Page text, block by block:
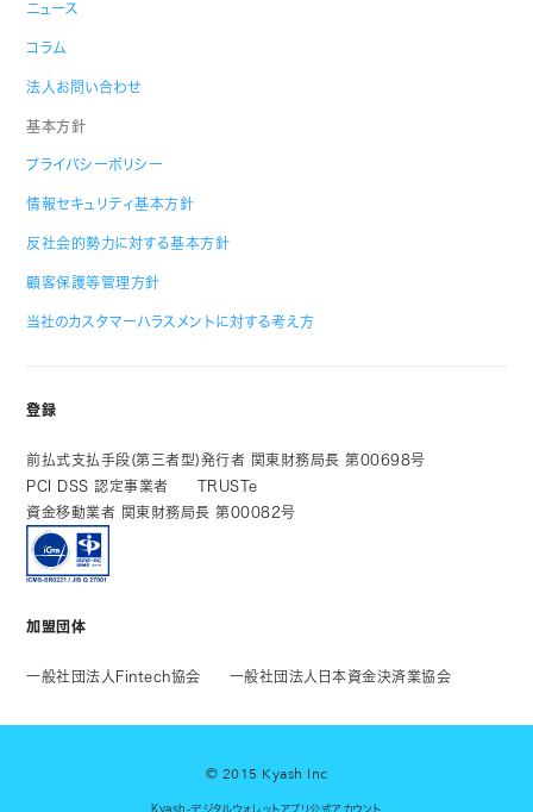
ニュース
コラム
法人お問い合わせ
基本方針
プライバシーポリシー
情報セキュリティ基本方針
反社会的勢力に対する基本方針
顧客保護等管理方針
当社のカスタマーハラスメントに対する考え方
登録
前払式支払手段(第三者型)発行者 関東財務局長 第00698号
PCI DSS 認定事業者
TRUSTe
資金移動業者 関東財務局長 第00082号
加盟団体
一般社団法人Fintech協会 一般社団法人日本資金決済業協会
© 2015 Kyash Inc
Kyash-デジタルウォレットアプリ公式アカウント